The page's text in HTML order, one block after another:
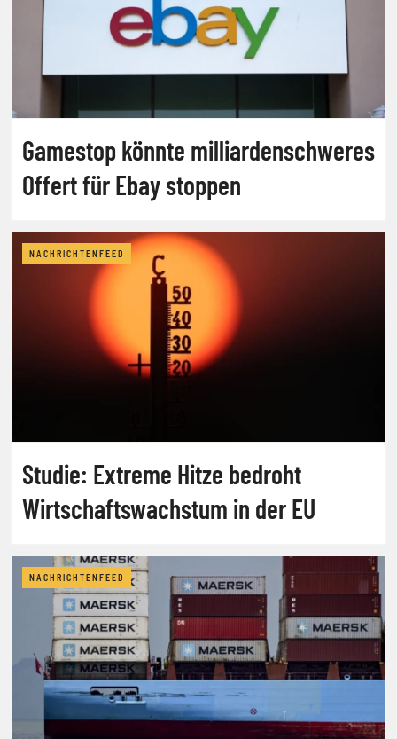
Gamestop könnte milliardenschweres
Offert für Ebay stoppen
NACHRICHTENFEED
Studie: Extreme Hitze bedroht
Wirtschaftswachstum in der EU
NACHRICHTENFEED